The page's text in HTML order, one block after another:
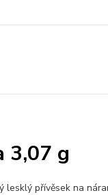
3,07 g
lesklý přívěsek na